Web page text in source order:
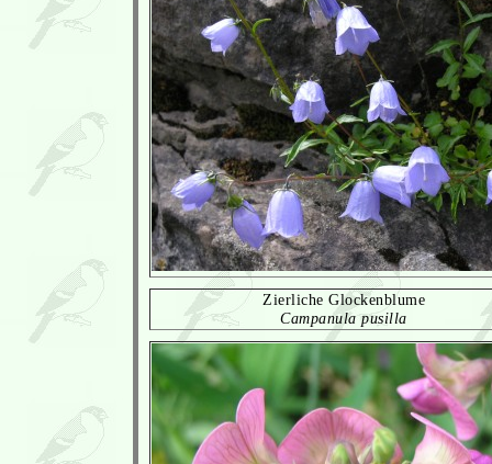
Zierliche Glockenblume
Campanula pusilla